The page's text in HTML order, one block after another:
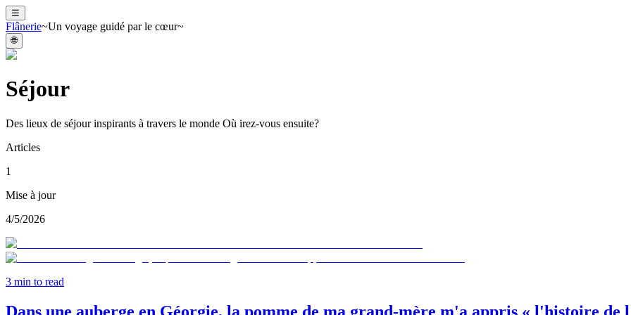
☰
Flânerie~Un voyage guidé par le cœur~
🌐
Séjour
Des lieux de séjour inspirants à travers le monde Où irez-vous ensuite?
Articles
1
Mise à jour
4/5/2026
3 min to read
Dans une auberge en Géorgie, la pomme de ma grand-mère m'a appris « l'histoire de